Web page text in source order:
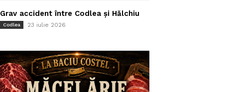
Grav accident între Codlea și Hălchiu
Codlea 23 iulie 2026